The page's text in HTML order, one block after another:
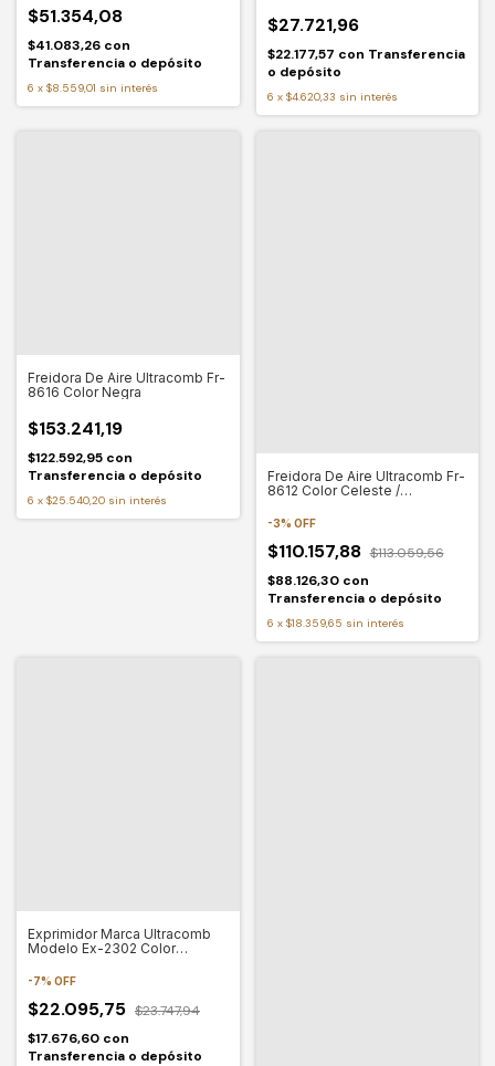
$51.354,08
$41.083,26 con
Transferencia o depósito
6 x $8.559,01 sin interés
$27.721,96
$22.177,57 con Transferencia
o depósito
6 x $4.620,33 sin interés
Freidora De Aire Ultracomb Fr-
8616 Color Negra
$153.241,19
$122.592,95 con
Transferencia o depósito
6 x $25.540,20 sin interés
Freidora De Aire Ultracomb Fr-
8612 Color Celeste /
-3% OFF
$110.157,88 $113.059,56
$88.126,30 con
Transferencia o depósito
6 x $18.359,65 sin interés
Exprimidor Marca Ultracomb
Modelo Ex-2302 Color
-7% OFF
$22.095,75 $23.747,94
$17.676,60 con
Transferencia o depósito